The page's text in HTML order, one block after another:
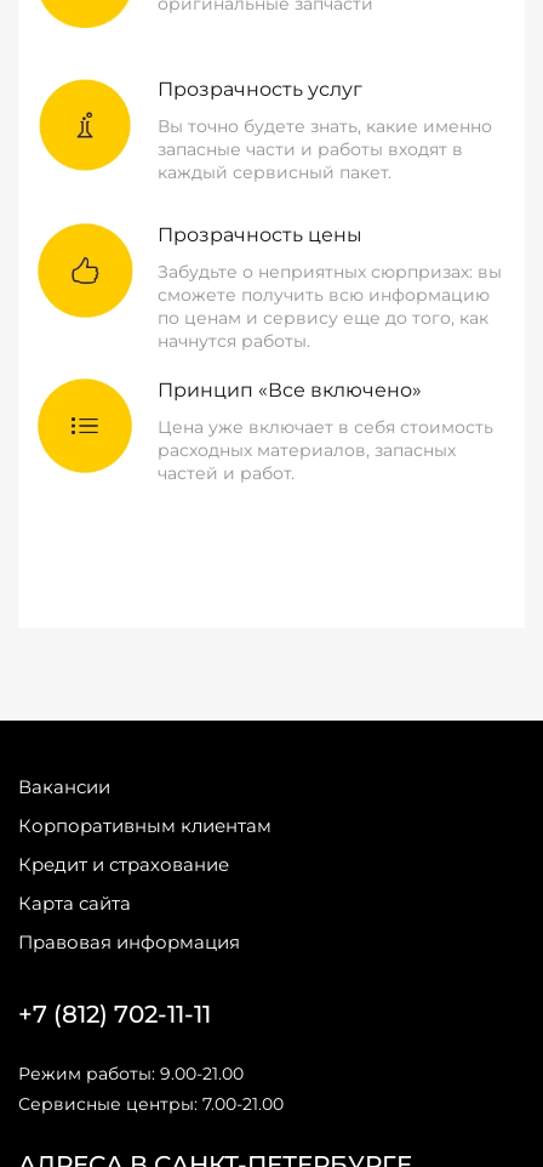
Прозрачность услуг
Вы точно будете знать, какие именно
запасные части и работы входят в
каждый сервисный пакет.
Прозрачность цены
Забудьте о неприятных сюрпризах: вы
сможете получить всю информацию
по ценам и сервису еще до того, как
начнутся работы.
Принцип «Все включено»
Цена уже включает в себя стоимость
расходных материалов, запасных
частей и работ.
Вакансии
Корпоративным клиентам
Кредит и страхование
Карта сайта
Правовая информация
+7 (812) 702-11-11
Режим работы: 9.00-21.00
Сервисные центры: 7.00-21.00